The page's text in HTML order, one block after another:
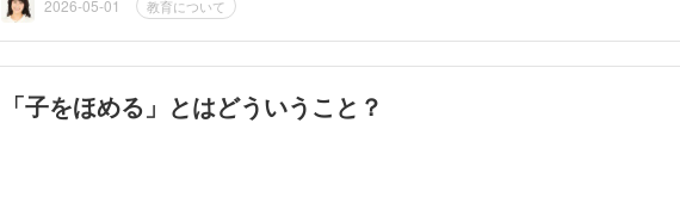
2026-05-01 教育について
「子をほめる」とはどういうこと？